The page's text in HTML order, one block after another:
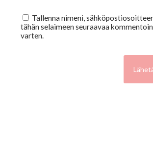
Tallenna nimeni,
tähän selaimeen seuraavaa
varten.